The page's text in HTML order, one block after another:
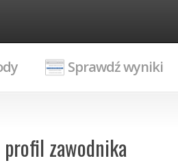
Sprawdź wyniki
zawodnika